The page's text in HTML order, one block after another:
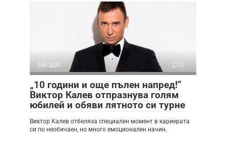
ЗВЕЗДИ 0
„10 години и още пълен напред!“
Виктор Калев отпразнува голям
юбилей и обяви лятното си турне
Виктор Калев отбеляза специален момент в кариерата
си по необичаен, но много емоционален начин.